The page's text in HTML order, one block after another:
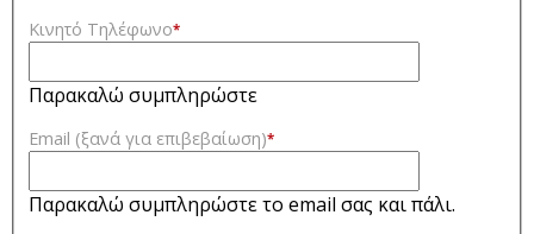
Κινητό Τηλέφωνο*
Παρακαλώ συμπληρώστε
Email (ξανά για επιβεβαίωση)*
Παρακαλώ συμπληρώστε το email σας και πάλι.